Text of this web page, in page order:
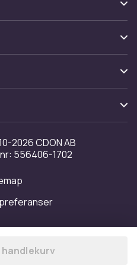
2026 CDON AB
556406-1702
Legg Kariban Proact
handlekurv